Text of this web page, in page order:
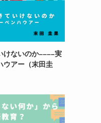
けないのか––––実
ウアー（末田圭